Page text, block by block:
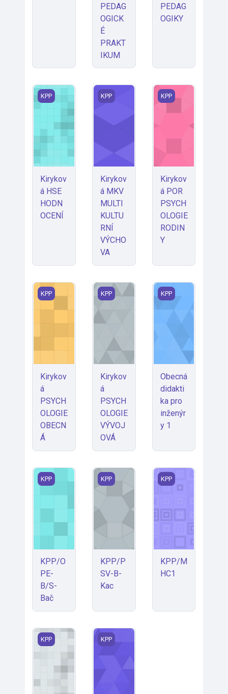
PEDAG
OGICK
É
PRAKT
IKUM
PEDAG
OGIKY
Kiryková HSE HODNOCENÍ
KPP
Kirykov
á HSE
HODN
OCENÍ
Kiryková MKV MULTIKULTURNÍ
KPP
Kirykov
á MKV
MULTI
KULTU
RNÍ
VÝCHO
VA
Kiryková POR
KPP
Kirykov
á POR
PSYCH
OLOGIE
RODIN
Y
Kiryková PSYCHOLOGIE OBECNÁ
KPP
Kirykov
á
PSYCH
OLOGIE
OBECN
Á
Kiryková PSYCHOLOGIE VÝVOJOVÁ
KPP
Kirykov
á
PSYCH
OLOGIE
VÝVOJ
OVÁ
Obecná didaktika
KPP
Obecná
didakti
ka pro
inženýr
y 1
KPP/OPE-B/S-Bač
KPP
KPP/O
PE-
B/S-
Bač
KPP/PSV-B-Kac
KPP
KPP/P
SV-B-
Kac
KPP/MHC1
KPP
KPP/M
HC1
KPP/MHC2-Har
KPP KPP/OPE-B/P
KPP